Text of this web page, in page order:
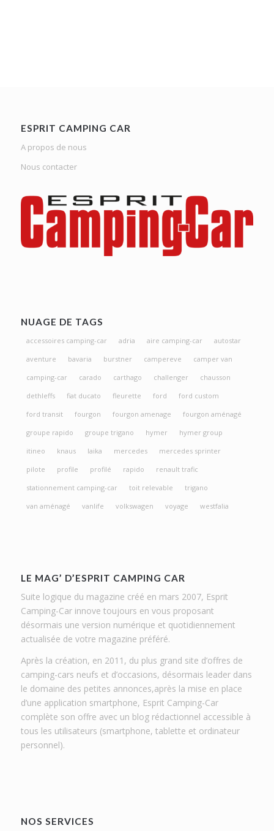
ESPRIT CAMPING CAR
A propos de nous
Nous contacter
NUAGE DE TAGS
accessoires camping-car adria aire camping-car
autostar
aventure
bavaria burstner campereve
camper van
camping-car
carado carthago challenger
chausson
dethleffs
fiat ducato fleurette ford
ford custom
ford transit
fourgon fourgon amenage
fourgon aménagé
groupe rapido
groupe trigano hymer
hymer group
itineo
knaus laika mercedes
mercedes sprinter
pilote
profile profilé rapido
renault trafic
stationnement camping-car
toit relevable
trigano
van aménagé
vanlife volkswagen voyage westfalia
LE MAG’ D’ESPRIT CAMPING CAR
Suite logique du magazine créé en mars 2007, Esprit
Camping-Car innove toujours en vous proposant
désormais une version numérique et quotidiennement
actualisée de votre magazine préféré.
Après la création, en 2011, du plus grand site d’offres de
camping-cars neufs et d’occasions, désormais leader dans
le domaine des petites annonces,après la mise en place
d’une application smartphone, Esprit Camping-Car
complète son offre avec un blog rédactionnel accessible à
tous les utilisateurs (smartphone, tablette et ordinateur
personnel).
NOS SERVICES